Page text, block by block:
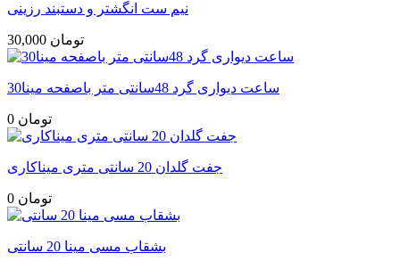
نیم ست انگشتر و دستبند رزینی
30,000 تومان
ساعت دیواری گرد 48سانتی متر باصفحه مینا30
0 تومان
جفت گلدان 20 سانتی متری میناکاری
0 تومان
بشقاب مسی مینا 20 سانتی